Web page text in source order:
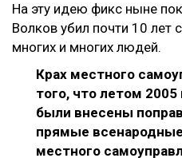
На эту идею фикс ныне
Волков убил почти 10 лет
многих и многих людей.
Крах местного
того, что летом 2005
были внесены
прямые
местного